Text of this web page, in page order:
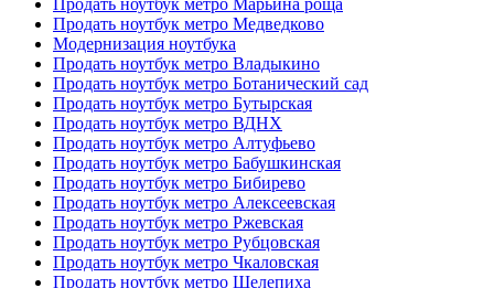
Продать ноутбук метро Марьина роща
Продать ноутбук метро Медведково
Модернизация ноутбука
Продать ноутбук метро Владыкино
Продать ноутбук метро Ботанический сад
Продать ноутбук метро Бутырская
Продать ноутбук метро ВДНХ
Продать ноутбук метро Алтуфьево
Продать ноутбук метро Бабушкинская
Продать ноутбук метро Бибирево
Продать ноутбук метро Алексеевская
Продать ноутбук метро Ржевская
Продать ноутбук метро Рубцовская
Продать ноутбук метро Чкаловская
Продать ноутбук метро Шелепиха